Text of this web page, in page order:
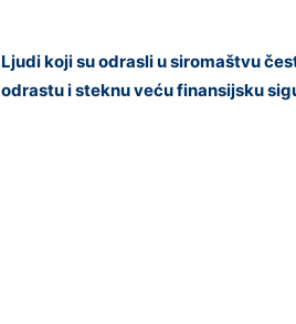
Ljudi koji su odrasli u siromaštvu
odrastu i steknu veću finansijsku